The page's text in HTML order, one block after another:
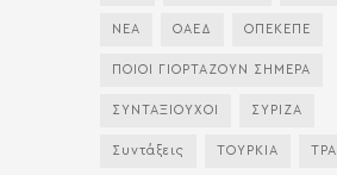
ΝΕΑ ΟΑΕΔ ΟΠΕΚΕΠΕ
ΠΟΙΟΙ ΓΙΟΡΤΑΖΟΥΝ ΣΗΜΕΡΑ
ΣΥΝΤΑΞΙΟΥΧΟΙ ΣΥΡΙΖΑ
Συντάξεις ΤΟΥΡΚΙΑ